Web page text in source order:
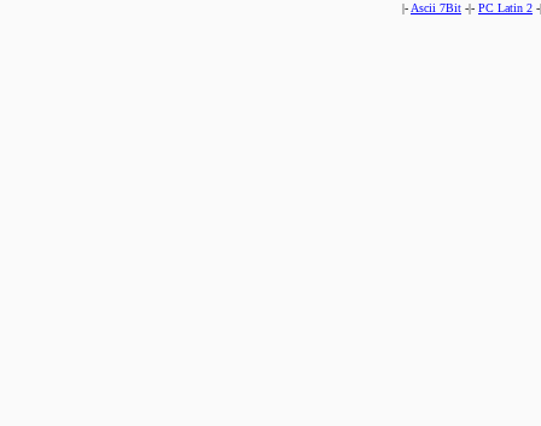
|- Ascii 7Bit -|- PC Latin 2